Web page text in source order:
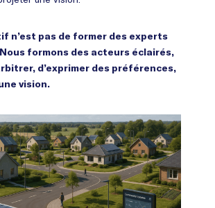
n’est pas de former des experts
formons des acteurs éclairés,
d’exprimer des préférences,
vision.